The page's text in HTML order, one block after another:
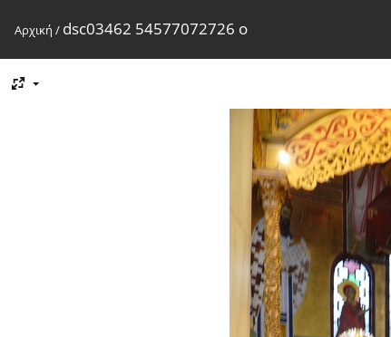
Αρχική / dsc03462 54577072726 o